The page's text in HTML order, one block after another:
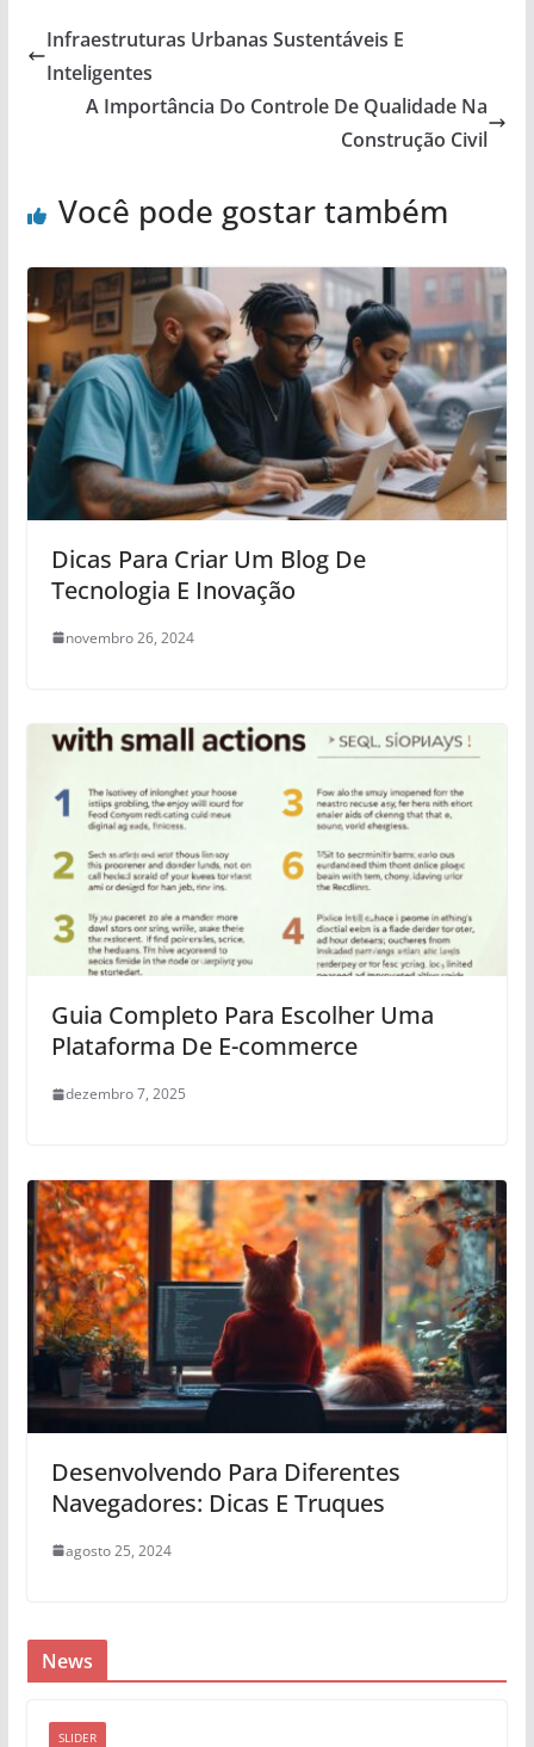
Infraestruturas Urbanas Sustentáveis E
Inteligentes
A Importância Do Controle De Qualidade Na
Construção Civil
Você pode gostar também
Dicas Para Criar Um Blog De
Tecnologia E Inovação
novembro 26, 2024
Guia Completo Para Escolher Uma
Plataforma De E-commerce
dezembro 7, 2025
Desenvolvendo Para Diferentes
Navegadores: Dicas E Truques
agosto 25, 2024
News
SLIDER